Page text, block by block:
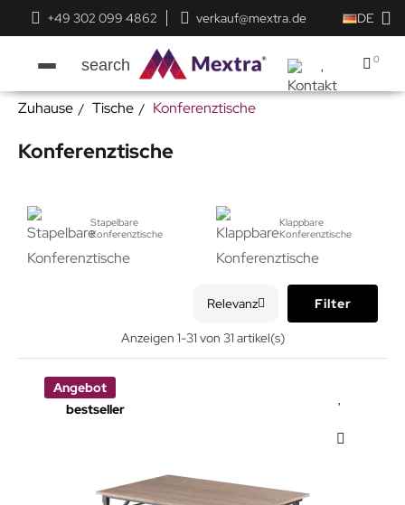
+49 302 099 4862 verkauf@mextra.de DE
search 0
Zuhause Tische Konferenztische
Konferenztische
Stapelbare
Konferenztische
Klappbare
Konferenztische
Relevanz Filter
Anzeigen 1-31 von 31 artikel(s)
Angebot
bestseller